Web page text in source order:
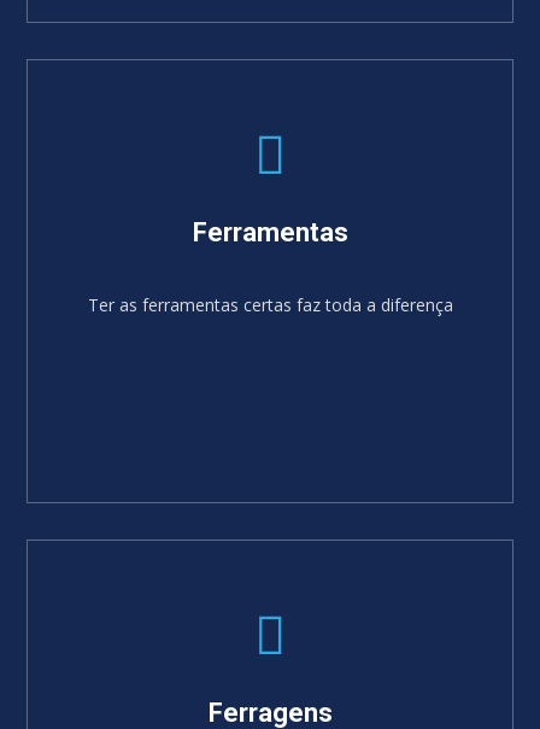
Ferramentas
Ter as ferramentas certas faz toda a diferença
Ferragens